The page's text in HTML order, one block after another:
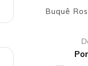
Buquê
Por